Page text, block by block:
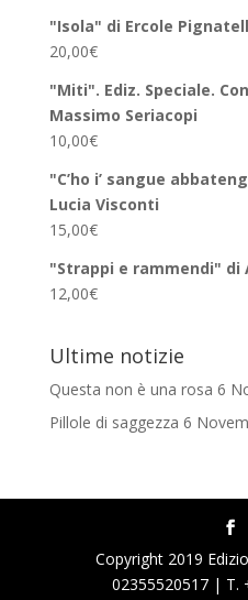
"Isola" di Ercole
20,00€
"Miti". Ediz. Speciale.
Massimo Seriacopi
10,00€
"C’ho i’ sangue
Lucia Visconti
15,00€
"Strappi e rammendi" di
12,00€
Ultime notizie
Questa non è una rosa 6
Pillole di saggezza 6
Copyright 2019
02355520517 | T.